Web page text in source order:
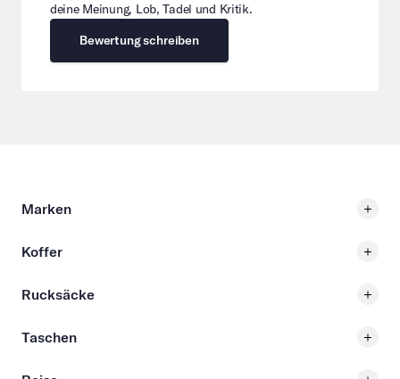
deine Meinung, Lob, Tadel und Kritik.
Bewertung schreiben
Marken
Koffer
Rucksäcke
Taschen